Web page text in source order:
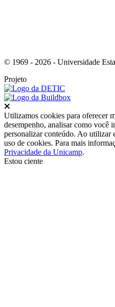
© 1969 - 2026 - Universidade
Projeto
Utilizamos cookies para oferecer
desempenho, analisar como você
personalizar conteúdo. Ao utilizar
uso de cookies. Para mais
Privacidade da Unicamp.
Estou ciente